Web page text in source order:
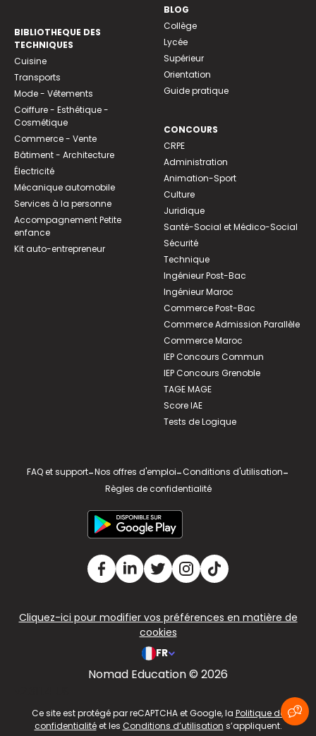
BIBLIOTHEQUE DES
TECHNIQUES
Cuisine
Transports
Mode - Vêtements
Coiffure - Esthétique -
Cosmétique
Commerce - Vente
Bâtiment - Architecture
Électricité
Mécanique automobile
Services à la personne
Accompagnement Petite
enfance
Kit auto-entrepreneur
BLOG
Collège
Lycée
Supérieur
Orientation
Guide pratique
CONCOURS
CRPE
Administration
Animation-Sport
Culture
Juridique
Santé-Social et Médico-Social
Sécurité
Technique
Ingénieur Post-Bac
Ingénieur Maroc
Commerce Post-Bac
Commerce Admission Parallèle
Commerce Maroc
IEP Concours Commun
IEP Concours Grenoble
TAGE MAGE
Score IAE
Tests de Logique
FAQ et support-Nos offres d'emploi-Conditions d'utilisation-
Règles de confidentialité
Cliquez-ici pour modifier vos préférences en matière de
cookies
FR
Nomad Education © 2026
Ce site est protégé par reCAPTCHA et Google, la Politique de
confidentialitéet les Conditions d’utilisation s’appliquent.